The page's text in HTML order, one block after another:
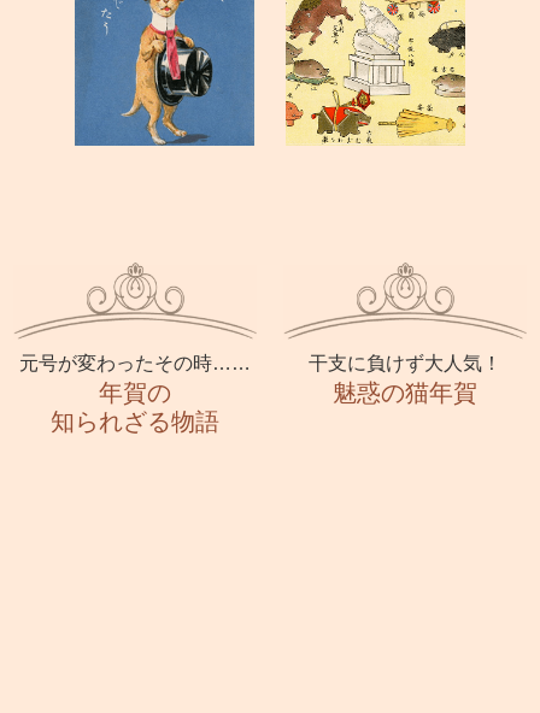
元号が変わったその時……
年賀の
知られざる物語
干支に負けず大人気！
魅惑の猫年賀